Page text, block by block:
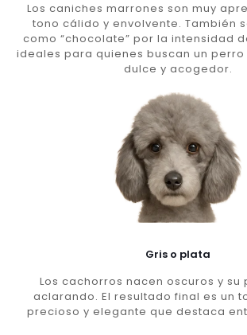
Los caniches marrones son muy
tono cálido y envolvente. También
como “chocolate” por la intensidad
ideales para quienes buscan un
dulce y acogedor.
Gris o plata
Los cachorros nacen oscuros y su
aclarando. El resultado final es un
precioso y elegante que destaca